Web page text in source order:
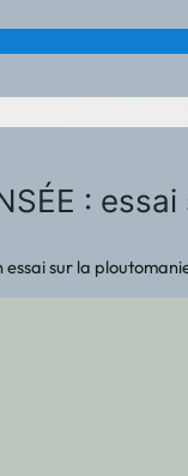
:
essai sur la